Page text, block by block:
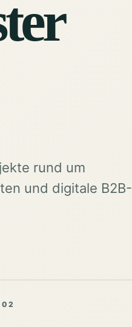
rund um
und digitale B2B-
02